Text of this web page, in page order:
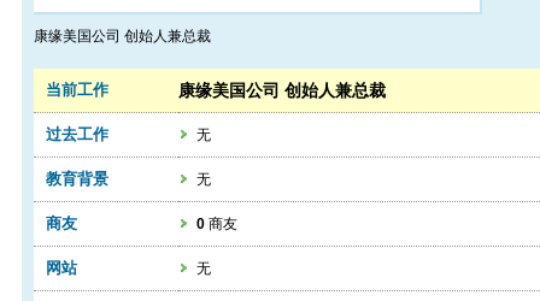
康缘美国公司 创始人兼总裁
当前工作 康缘美国公司 创始人兼总裁
过去工作 无
教育背景 无
商友 0 商友
网站 无